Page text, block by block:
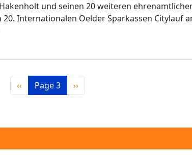
und seinen 20 weiteren
Internationalen Oelder Sparkassen Citylauf
Previous page
‹‹ Page 3 Next page
››